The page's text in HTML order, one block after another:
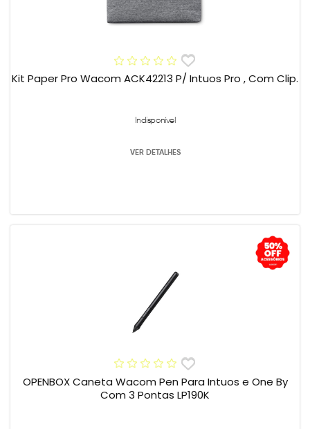
Kit Paper Pro Wacom ACK42213 P/ Intuos Pro , Com Clip.
Indisponível
VER DETALHES
OPENBOX Caneta Wacom Pen Para Intuos e One By
Com 3 Pontas LP190K